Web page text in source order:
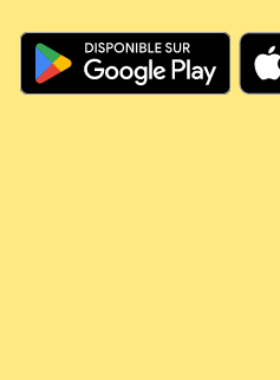
En résumé, même si
jours, votre argent
vous, il couvre vos
évite de nouveaux